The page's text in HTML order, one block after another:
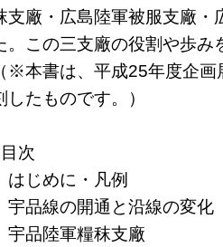
支廠・広島陸軍被服支廠・
。この三支廠の役割や歩み
（※本書は、平成25年度企
したものです。）
次
はじめに・凡例
宇品線の開通と沿線の変化
宇品陸軍糧秣支廠